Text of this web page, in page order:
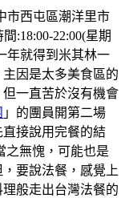
市西屯區潮洋里市
:18:00-22:00(星期
年就得到米其林一
因是太多美食區的
一直苦於沒有機會
」的團員開第二場
直接說用完餐的結
之無愧，可能也是
要說法餐，感覺上
般走出台灣法餐的